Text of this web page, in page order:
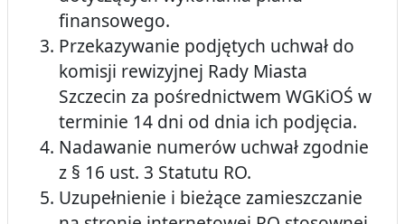
finansowego.
Przekazywanie podjętych uchwał do
komisji rewizyjnej Rady Miasta
Szczecin za pośrednictwem WGKiOŚ w
terminie 14 dni od dnia ich podjęcia.
Nadawanie numerów uchwał zgodnie
z § 16 ust. 3 Statutu RO.
Uzupełnienie i bieżące zamieszczanie